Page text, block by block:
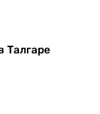
Талгаре